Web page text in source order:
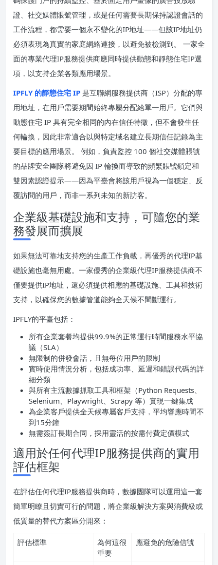
證、社交媒體賬號管理，或是任何需要長期保持認證會話的
工作流程，都需要一個永不變化的IP地址——但該IP地址仍
必須表現為真實的家庭網絡連接，以避免被檢測到。 一家全
面的專業代理IP服務提供商應同時提供動態和靜態住宅IP選
項，以支持企業各類應用場景。
IPFLY 的靜態住宅 IP 是互聯網服務提供商（ISP）分配的專
用地址，在用戶需要期間始終專屬分配給單一用戶。它們與
動態住宅 IP 具有完全相同的內在信任特徵，但不會發生任
何輪換，因此非常適合以與特定域名建立長期信任記錄為主
要目標的應用場景。 例如，負責監控 100 個社交媒體賬號
的品牌安全團隊將避免因 IP 輪換而導致的頻繁賬號鎖定和
雙因素認證提示——因為平臺會將該用戶視為一個穩定、反
覆訪問的用戶，而非一系列未知的新訪客。
企業級基礎設施和支持，可隨您的業
務發展而擴展
如果無法可靠地支持您的生產工作負載，再優秀的代理IP基
礎設施也毫無用處。一家優秀的企業級代理IP服務提供商不
僅要提供IP地址，還必須提供相應的基礎設施、工具和技術
支持，以確保您的數據管道能夠全天候不間斷運行。
IPFLY的平臺包括：
所有企業套餐均提供99.9%的正常運行時間服務水平協
議（SLA）
無限制的併發會話，且無每位用戶的限制
實時使用情況分析，包括成功率、延遲和錯誤代碼的詳
細分類
與所有主流數據抓取工具和框架（Python Requests、
Selenium、Playwright、Scrapy 等）實現一鍵集成
為企業客戶提供全天候專屬客戶支持，平均響應時間不
到15分鐘
無需簽訂長期合同，採用靈活的按需付費定價模式
適用於任何代理IP服務提供商的實用
評估框架
在評估任何代理IP服務提供商時，數據團隊可以運用這一套
簡單明瞭且切實可行的問題，將企業級解決方案與消費級或
低質量的替代方案區分開來：
評估標準
為何這很
重要
應避免的危險信號